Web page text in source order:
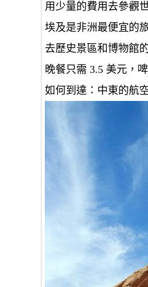
用少量的費用去參觀
埃及是非洲最便宜的
去歷史景區和博物館
晚餐只需 3.5 美元，
如何到達：中東的航